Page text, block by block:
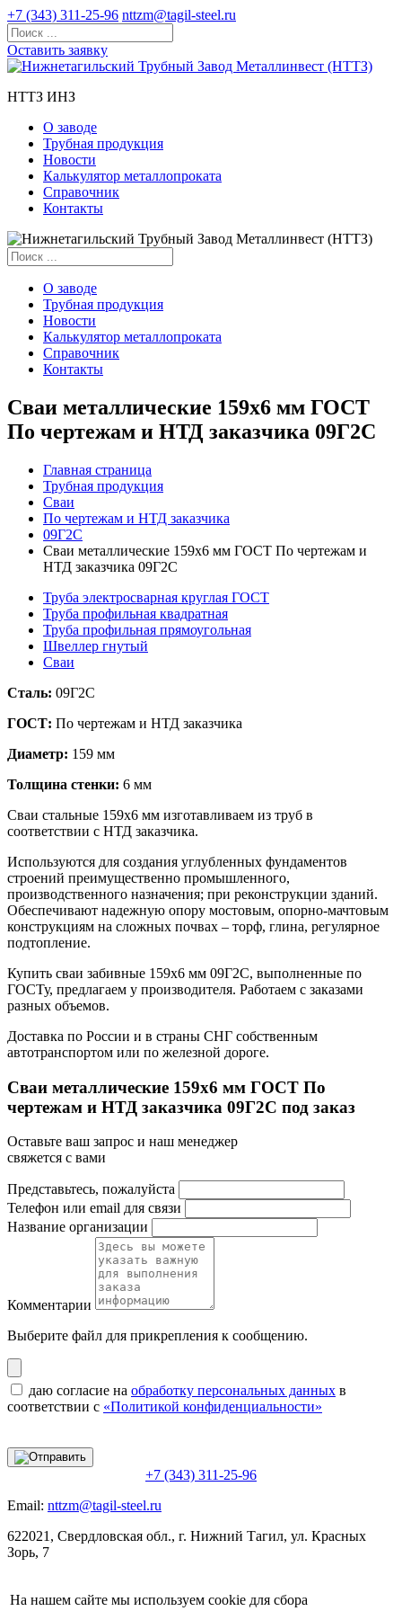
+7 (343) 311-25-96 nttzm@tagil-steel.ru
Оставить заявку
НТТЗ ИНЗ
О заводе
Трубная продукция
Новости
Калькулятор металлопроката
Справочник
Контакты
О заводе
Трубная продукция
Новости
Калькулятор металлопроката
Справочник
Контакты
Сваи металлические 159x6 мм ГОСТ
По чертежам и НТД заказчика 09Г2С
Главная страница
Трубная продукция
Сваи
По чертежам и НТД заказчика
09Г2С
Сваи металлические 159x6 мм ГОСТ По чертежам и
НТД заказчика 09Г2С
Труба электросварная круглая ГОСТ
Труба профильная квадратная
Труба профильная прямоугольная
Швеллер гнутый
Сваи
Сталь: 09Г2С
ГОСТ: По чертежам и НТД заказчика
Диаметр: 159 мм
Толщина стенки: 6 мм
Сваи стальные 159х6 мм изготавливаем из труб в
соответствии с НТД заказчика.
Используются для создания углубленных фундаментов
строений преимущественно промышленного,
производственного назначения; при реконструкции зданий.
Обеспечивают надежную опору мостовым, опорно-мачтовым
конструкциям на сложных почвах – торф, глина, регулярное
подтопление.
Купить сваи забивные 159х6 мм 09Г2С, выполненные по
ГОСТу, предлагаем у производителя. Работаем с заказами
разных объемов.
Доставка по России и в страны СНГ собственным
автотранспортом или по железной дороге.
Сваи металлические 159x6 мм ГОСТ По
чертежам и НТД заказчика 09Г2С под заказ
Оставьте ваш запрос и наш менеджер
свяжется с вами
Представьтесь, пожалуйста
Телефон или email для связи
Название организации
Комментарии
Выберите файл для прикрепления к сообщению.
даю согласие на обработку персональных данных в
соответствии с «Политикой конфиденциальности»
+7 (343) 311-25-96
Email: nttzm@tagil-steel.ru
622021, Свердловская обл., г. Нижний Тагил, ул. Красных
Зорь, 7
На нашем сайте мы используем cookie для сбора